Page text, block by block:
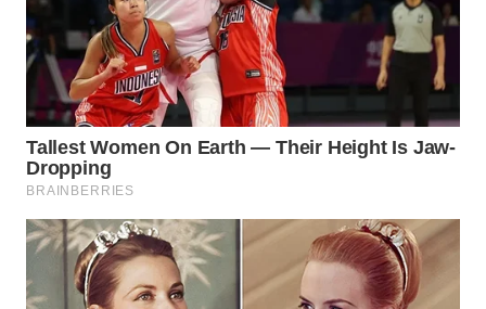
WAHANA
ADVOKAT
WAHANA
INFRASTRUKTUR
WAHANA
KONSUMEN
WAHANA
LISTRIK